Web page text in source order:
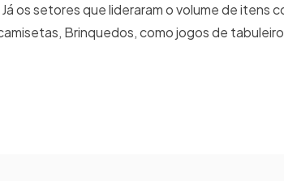
os setores que lideraram o volume de itens
Brinquedos, como jogos de